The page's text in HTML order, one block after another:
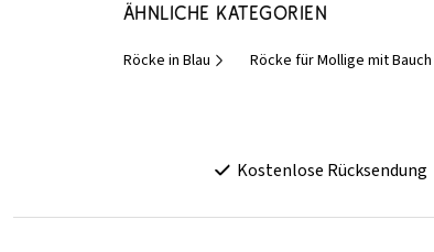
Ähnliche Kategorien
Röcke in Blau Röcke für Mollige mit Bauch
Kostenlose Rücksendung